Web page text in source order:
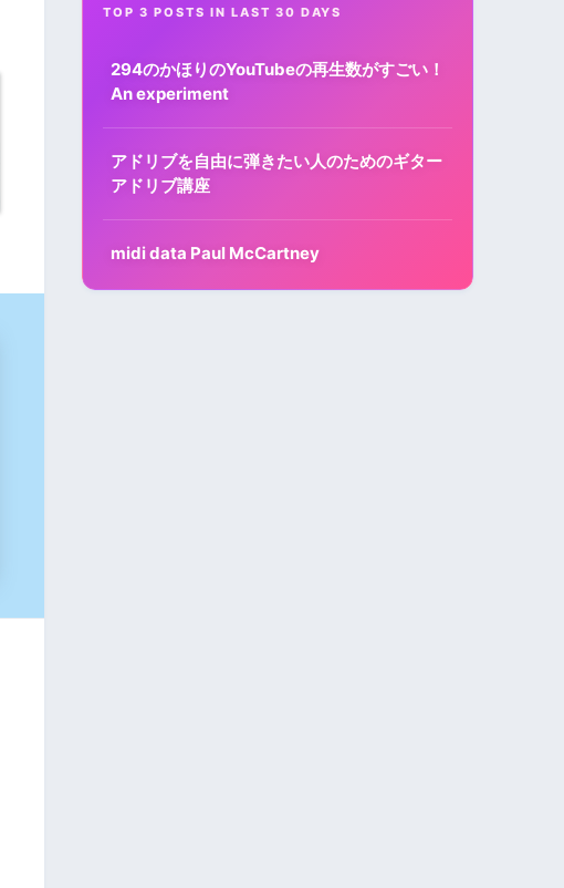
TOP 3 POSTS IN LAST 30 DAYS
294のかほりのYouTubeの再生数がすごい！
An experiment
アドリブを自由に弾きたい人のためのギター
アドリブ講座
midi data Paul McCartney